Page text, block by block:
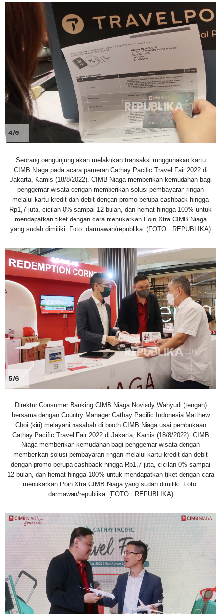
4/6
Seorang oengunjung akan melakukan transaksi mnggunakan kartu
CIMB Niaga pada acara pameran Cathay Pacific Travel Fair 2022 di
Jakarta, Kamis (18/8/2022). CIMB Niaga memberikan kemudahan bagi
penggemar wisata dengan memberikan solusi pembayaran ringan
melalui kartu kredit dan debit dengan promo berupa cashback hingga
Rp1,7 juta, cicilan 0% sampai 12 bulan, dan hemat hingga 100% untuk
mendapatkan tiket dengan cara menukarkan Poin Xtra CIMB Niaga
yang sudah dimiliki. Foto: darmawan/republika. (FOTO : REPUBLIKA)
5/6
Direktur Consumer Banking CIMB Niaga Noviady Wahyudi (tengah)
bersama dengan Country Manager Cathay Pacific Indonesia Matthew
Choi (kiri) melayani nasabah di booth CIMB Niaga usai pembukaan
Cathay Pacific Travel Fair 2022 di Jakarta, Kamis (18/8/2022). CIMB
Niaga memberikan kemudahan bagi penggemar wisata dengan
memberikan solusi pembayaran ringan melalui kartu kredit dan debit
dengan promo berupa cashback hingga Rp1,7 juta, cicilan 0% sampai
12 bulan, dan hemat hingga 100% untuk mendapatkan tiket dengan cara
menukarkan Poin Xtra CIMB Niaga yang sudah dimiliki. Foto:
darmawan/republika. (FOTO : REPUBLIKA)